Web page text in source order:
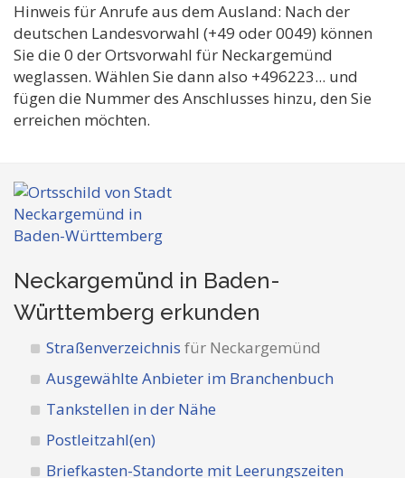
Hinweis für Anrufe aus dem Ausland: Nach der
deutschen Landesvorwahl (+49 oder 0049) können
Sie die 0 der Ortsvorwahl für Neckargemünd
weglassen. Wählen Sie dann also +496223... und
fügen die Nummer des Anschlusses hinzu, den Sie
erreichen möchten.
Neckargemünd in Baden-
Württemberg erkunden
Straßenverzeichnis für Neckargemünd
Ausgewählte Anbieter im Branchenbuch
Tankstellen in der Nähe
Postleitzahl(en)
Briefkasten-Standorte mit Leerungszeiten